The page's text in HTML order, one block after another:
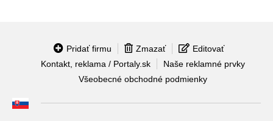
Pridať firmu Zmazať
Editovať
Kontakt, reklama / Portaly.sk
Naše reklamné prvky
Všeobecné obchodné podmienky